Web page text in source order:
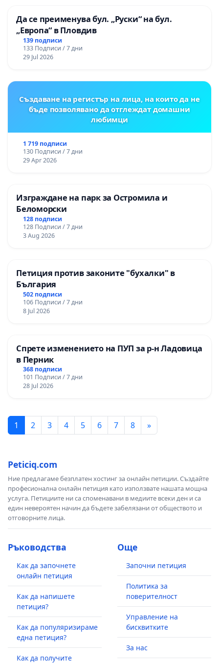
Да се преименува бул. „Руски“ на бул.
„Европа“ в Пловдив
139 подписи
133 Подписи / 7 дни
29 Jul 2026
Създаване на регистър на лица, на които да не
бъде позволявано да отглеждат домашни
любимци
1 719 подписи
130 Подписи / 7 дни
29 Apr 2026
Изграждане на парк за Остромила и
Беломорски
128 подписи
128 Подписи / 7 дни
3 Aug 2026
Петиция против законите "бухалки" в
България
502 подписи
106 Подписи / 7 дни
8 Jul 2026
Спрете изменението на ПУП за р-н Ладовица
в Перник
368 подписи
101 Подписи / 7 дни
28 Jul 2026
1 2 3 4 5 6 7 8 »
Peticiq.com
Ние предлагаме безплатен хостинг за онлайн петиции. Създайте
професионална онлайн петиция като използвате нашата мощна
услуга. Петициите ни са споменавани в медиите всеки ден и са
един невероятен начин да бъдете забелязани от обществото и
отговорните лица.
Ръководства
Как да започнете
онлайн петиция
Как да напишете
петиция?
Как да популяризираме
една петиция?
Как да получите
Още
Започни петиция
Политика за
поверителност
Управление на
бисквитките
За нас